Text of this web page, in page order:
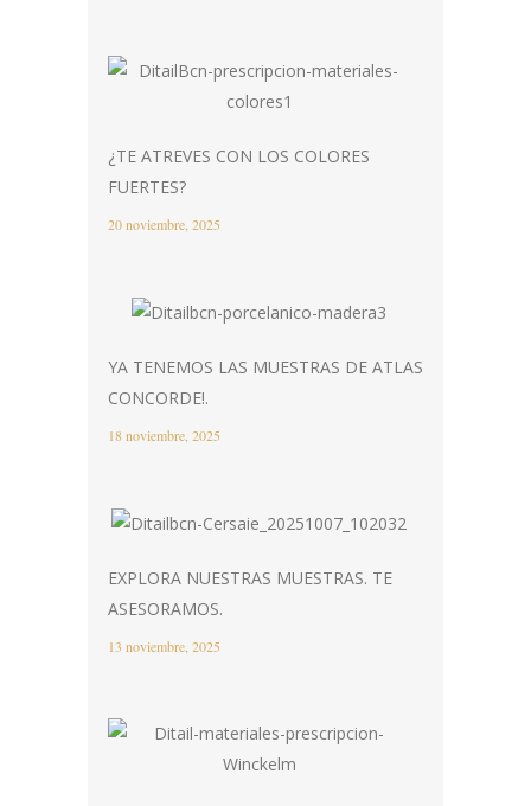
¿TE ATREVES CON LOS COLORES
FUERTES?
20 noviembre, 2025
YA TENEMOS LAS MUESTRAS DE ATLAS
CONCORDE!.
18 noviembre, 2025
EXPLORA NUESTRAS MUESTRAS. TE
ASESORAMOS.
13 noviembre, 2025